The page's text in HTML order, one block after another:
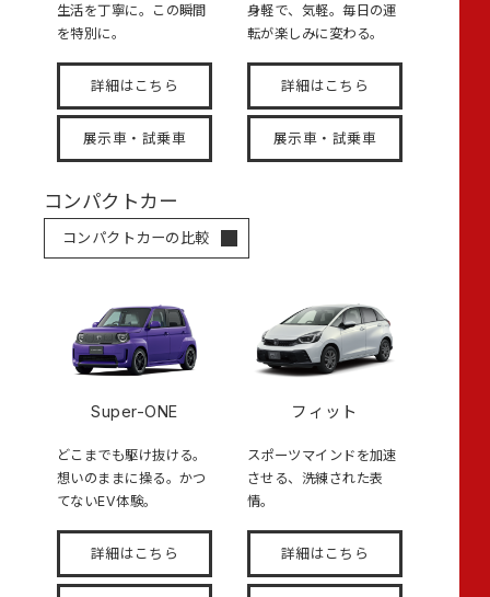
生活を丁寧に。この瞬間
を特別に。
詳細はこちら
展示車・試乗車
身軽で、気軽。毎日の運
転が楽しみに変わる。
詳細はこちら
展示車・試乗車
コンパクトカー
コンパクトカーの比較
Super-ONE
どこまでも駆け抜ける。
想いのままに操る。かつ
てないEV体験。
詳細はこちら
フィット
スポーツマインドを加速
させる、洗練された表
情。
詳細はこちら